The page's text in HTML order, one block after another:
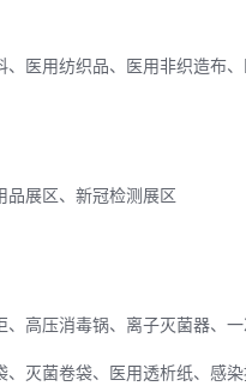
医用纺织品、医用非织造布、
品展区、新冠检测展区
高压消毒锅、离子灭菌器、
灭菌卷袋、医用透析纸、感